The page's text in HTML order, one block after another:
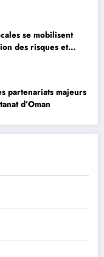
se mobilisent
des risques et
partenariats majeurs
d’Oman